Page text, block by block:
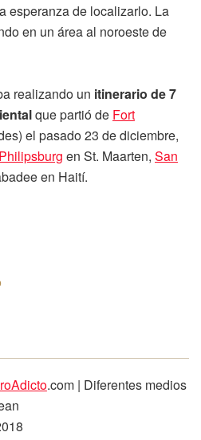
esperanza de localizarlo. La
en un área al noroeste de
realizando un itinerario de 7
que partió de Fort
el pasado 23 de diciembre,
Philipsburg en St. Maarten, San
en Haití.
.com | Diferentes medios